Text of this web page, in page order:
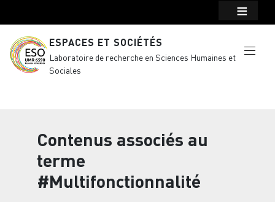
ESPACES ET SOCIÉTÉS
Laboratoire de recherche en Sciences Humaines et
Sociales
Contenus associés au
terme
#Multifonctionnalité